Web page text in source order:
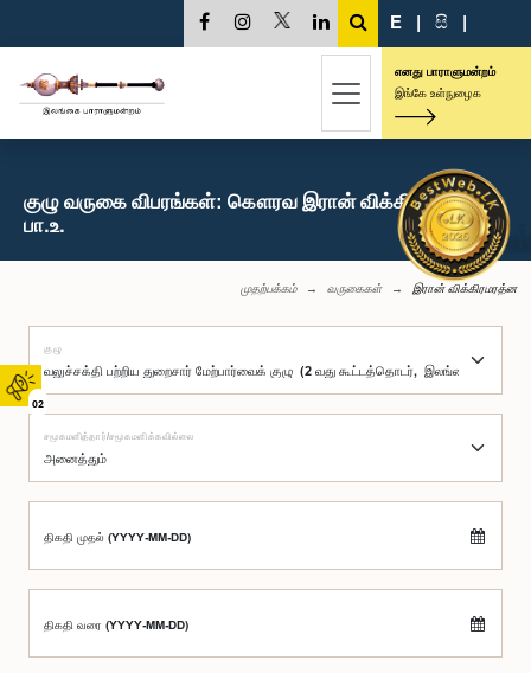
02
E | සි |
எனது பாராளுமன்றம்
இங்கே உள்நுழைக
குழு வருகை விபரங்கள்: கௌரவ இரான் விக்கிரமரத்ன,
பா.உ.
முதற்பக்கம் வருகைகள் இரான் விக்கிரமரத்ன
குழு
சமூகமளித்தார்/சமூகமளிக்கவில்லை
திகதி முதல் (YYYY-MM-DD)
திகதி வரை (YYYY-MM-DD)